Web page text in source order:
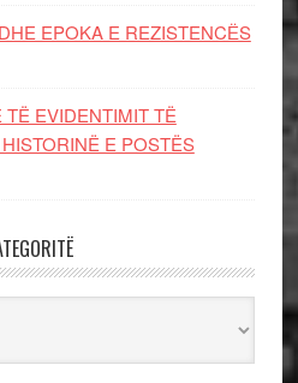
EPOKA E REZISTENCЁS
TË EVIDENTIMIT TË
E POSTËS